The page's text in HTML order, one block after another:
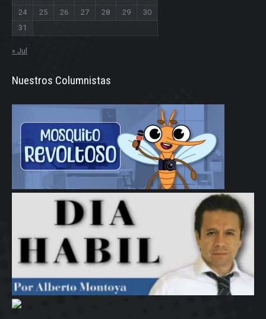
24
25 26 27 28 29
30
31
« Jul
Nuestros Columnistas